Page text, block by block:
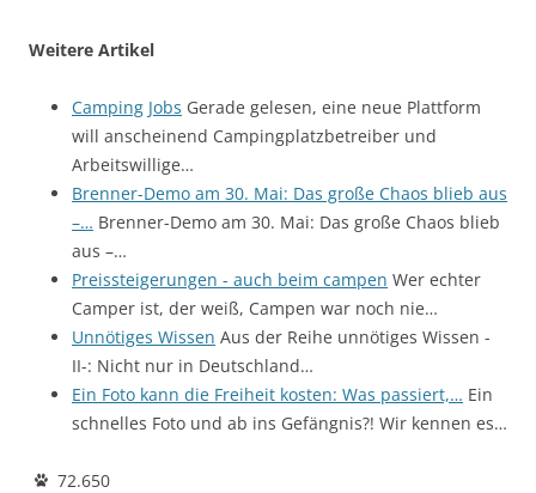
Weitere Artikel
Camping Jobs Gerade gelesen, eine neue Plattform
will anscheinend Campingplatzbetreiber und
Arbeitswillige…
Brenner-Demo am 30. Mai: Das große Chaos blieb aus
–… Brenner-Demo am 30. Mai: Das große Chaos blieb
aus –…
Preissteigerungen - auch beim campen Wer echter
Camper ist, der weiß, Campen war noch nie…
Unnötiges Wissen Aus der Reihe unnötiges Wissen -
II-: Nicht nur in Deutschland…
Ein Foto kann die Freiheit kosten: Was passiert,… Ein
schnelles Foto und ab ins Gefängnis?! Wir kennen es…
72.650